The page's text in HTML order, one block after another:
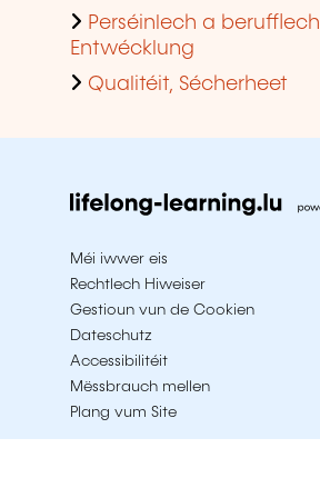
Perséinlech a berufflech
Entwécklung
Qualitéit, Sécherheet
Méi iwwer eis
Rechtlech Hiweiser
Gestioun vun de Cookien
Dateschutz
Accessibilitéit
Mëssbrauch mellen
Plang vum Site